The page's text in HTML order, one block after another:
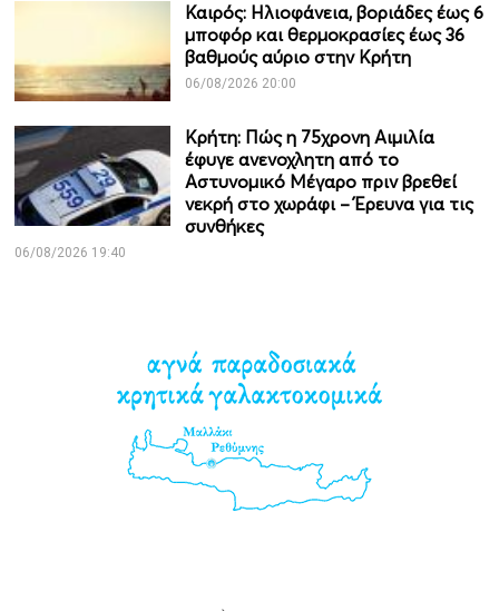
Καιρός: Ηλιοφάνεια, βοριάδες έως 6
μποφόρ και θερμοκρασίες έως 36
βαθμούς αύριο στην Κρήτη
06/08/2026 20:00
Κρήτη: Πώς η 75χρονη Αιμιλία
έφυγε ανενοχλητη από το
Αστυνομικό Μέγαρο πριν βρεθεί
νεκρή στο χωράφι – Έρευνα για τις
συνθήκες
06/08/2026 19:40